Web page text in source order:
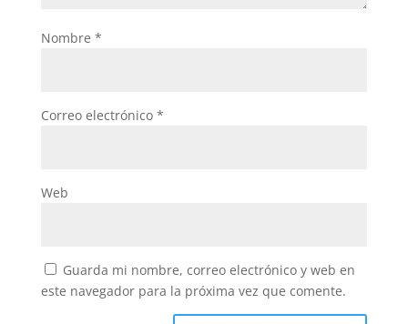
Nombre *
Correo electrónico *
Web
Guarda mi nombre, correo electrónico y web en
este navegador para la próxima vez que comente.